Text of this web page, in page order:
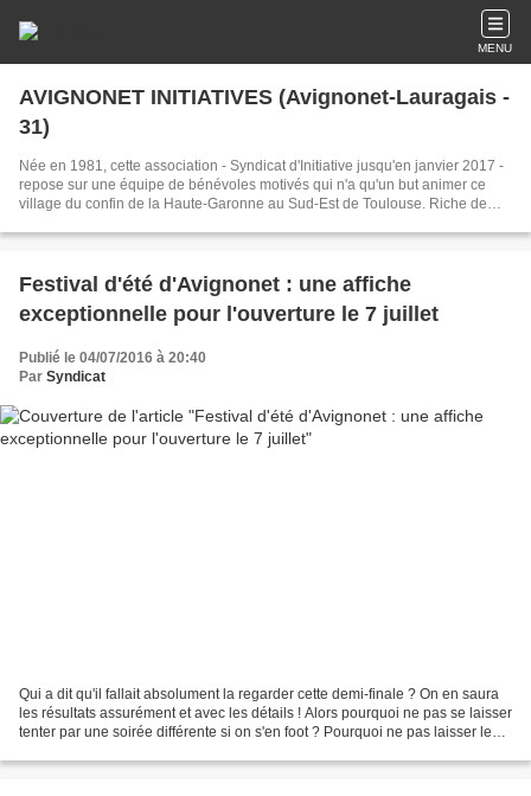
MENU
AVIGNONET INITIATIVES (Avignonet-Lauragais -
31)
Née en 1981, cette association - Syndicat d'Initiative jusqu'en janvier 2017 -
repose sur une équipe de bénévoles motivés qui n'a qu'un but animer ce
village du confin de la Haute-Garonne au Sud-Est de Toulouse. Riche de
Avignonet est aussi tourné vers l'avenir avec un très récent parc
manifestations du Syndicat : marchés de nuit estivaux, Festival d'été, Foire
d'Automne, concerts et spectacles...
Festival d'été d'Avignonet : une affiche
exceptionnelle pour l'ouverture le 7 juillet
Publié le 04/07/2016 à 20:40
Par Syndicat
Qui a dit qu'il fallait absolument la regarder cette demi-finale ? On en saura
les résultats assurément et avec les détails ! Alors pourquoi ne pas se laisser
tenter par une soirée différente si on s'en foot ? Pourquoi ne pas laisser les